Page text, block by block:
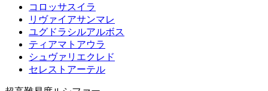
コロッサスイラ
リヴァイアサンマレ
ユグドラシルアルボス
ティアマトアウラ
シュヴァリエクレド
セレストアーテル